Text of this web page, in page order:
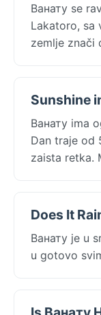
Ванату se
Lakatoro, sa
zemlje znači
Sunshine
Ванату ima
Dan traje od
zaista retka.
Does It
Ванату je u
u gotovo